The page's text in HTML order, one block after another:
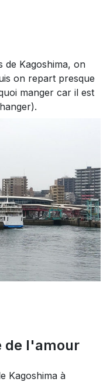
de Kagoshima, on
on repart presque
manger car il est
de l'amour
Kagoshima à